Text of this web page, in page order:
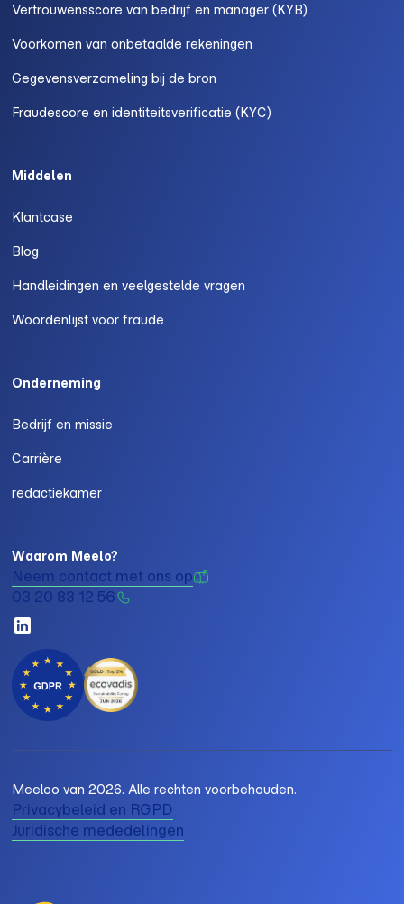
Vertrouwensscore van bedrijf en manager (KYB)
Voorkomen van onbetaalde rekeningen
Gegevensverzameling bij de bron
Fraudescore en identiteitsverificatie (KYC)
Middelen
Klantcase
Blog
Handleidingen en veelgestelde vragen
Woordenlijst voor fraude
Onderneming
Bedrijf en missie
Carrière
redactiekamer
Waarom Meelo?
Neem contact met ons op
03 20 83 12 56
Meeloo van 2026. Alle rechten voorbehouden.
Privacybeleid en RGPD
Juridische mededelingen